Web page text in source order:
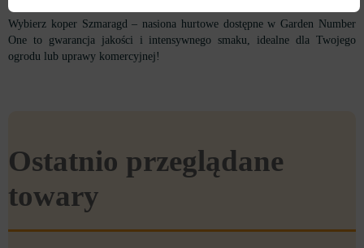
Wybierz koper Szmaragd – nasiona hurtowe dostępne w Garden Number
One to gwarancja jakości i intensywnego smaku, idealne dla Twojego
ogrodu lub uprawy komercyjnej!
Ostatnio przeglądane
towary